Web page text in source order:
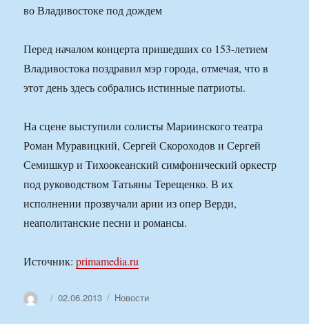
Перед началом концерта пришедших со 153-летием
Владивостока поздравил мэр города, отмечая, что в
этот день здесь собрались истинные патриоты.
На сцене выступили солисты Мариинского театра
Роман Муравицкий, Сергей Скороходов и Сергей
Семишкур и Тихоокеанский симфонический оркестр
под руководством Татьяны Терещенко. В их
исполнении прозвучали арии из опер Верди,
неаполитанские песни и романсы.
Источник:primamedia.ru
АвторОпубликовано
02.06.2013 Рубрики
Новости